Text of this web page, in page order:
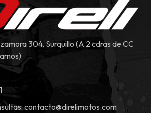
304, Surquillo (A 2 cdras de CC
contacto@direlimotos.com